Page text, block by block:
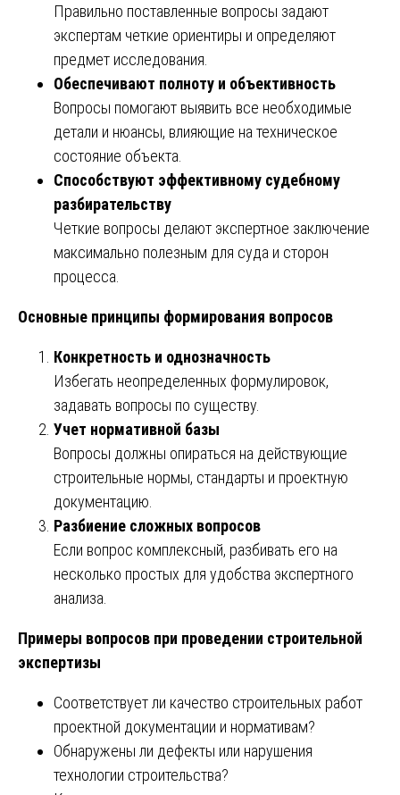
Правильно поставленные вопросы задают
экспертам четкие ориентиры и определяют
предмет исследования.
Обеспечивают полноту и объективность
Вопросы помогают выявить все необходимые
детали и нюансы, влияющие на техническое
состояние объекта.
Способствуют эффективному судебному
разбирательству
Четкие вопросы делают экспертное заключение
максимально полезным для суда и сторон
процесса.
Основные принципы формирования вопросов
Конкретность и однозначность
Избегать неопределенных формулировок,
задавать вопросы по существу.
Учет нормативной базы
Вопросы должны опираться на действующие
строительные нормы, стандарты и проектную
документацию.
Разбиение сложных вопросов
Если вопрос комплексный, разбивать его на
несколько простых для удобства экспертного
анализа.
Примеры вопросов при проведении строительной
экспертизы
Соответствует ли качество строительных работ
проектной документации и нормативам?
Обнаружены ли дефекты или нарушения
технологии строительства?